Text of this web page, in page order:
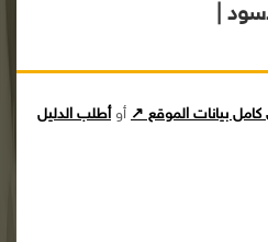
|
بيانات الموقع ↗ أوأطلب الدليل